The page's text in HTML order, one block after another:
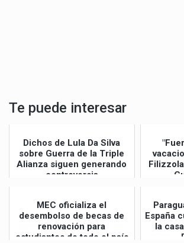
Te puede interesar
Dichos de Lula Da Silva
sobre Guerra de la Triple
Alianza siguen generando
controversia
MEC oficializa el
desembolso de becas de
renovación para
estudiantes de todo el país
España
la